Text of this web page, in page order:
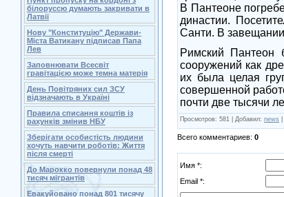
білоруссю думають закривати в
Латвії
Нову "Конституцію" Держави-
Міста Ватикану підписав Папа
Лев
Заповнювати Всесвіт
гравітацією може темна матерія
День Повітряних сил ЗСУ
відзначають в Україні
Правила списання коштів із
рахунків змінив НБУ
Зберігати особистість людини
хочуть навчити роботів: Життя
після смерті
До Марокко повернули понад 48
тисяч мігрантів
Евакуйовано понад 801 тисячу
В Пантеоне
династии.
Санти. В
Римский Пантеон
сооружений как
их была целая
совершенной
почти две тысячи
Просмотров: 581 | Добавил: news
Всего комментариев: 0
Имя *:
Email *: